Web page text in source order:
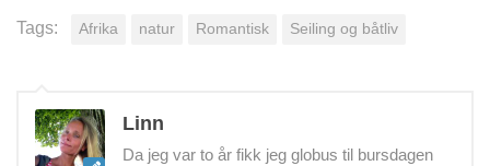
Tags: Afrika natur Romantisk Seiling og båtliv
Linn
Da jeg var to år fikk jeg globus til bursdagen